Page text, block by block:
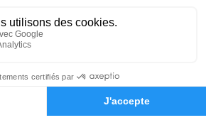
Demande de devis
Liens utiles
Avis de décès